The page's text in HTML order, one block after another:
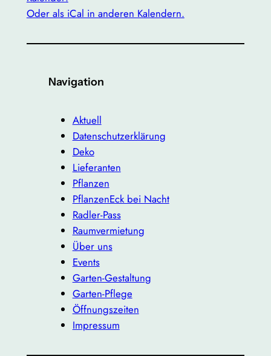
Oder als iCal in anderen Kalendern.
Navigation
Aktuell
Datenschutzerklärung
Deko
Lieferanten
Pflanzen
PflanzenEck bei Nacht
Radler-Pass
Raumvermietung
Über uns
Events
Garten-Gestaltung
Garten-Pflege
Öffnungszeiten
Impressum